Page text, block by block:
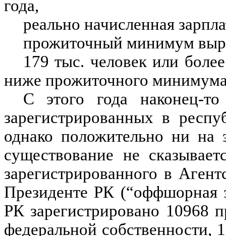
года,
реально начисленная
прожиточный минимум
179 тыс. человек или
ниже прожиточного
С этого года наконец-
зарегистрированных в
однако положительно ни
существование не
зарегистрированного в
Президенте РК (“оффшорная
РК зарегистрировано 10968
федеральной